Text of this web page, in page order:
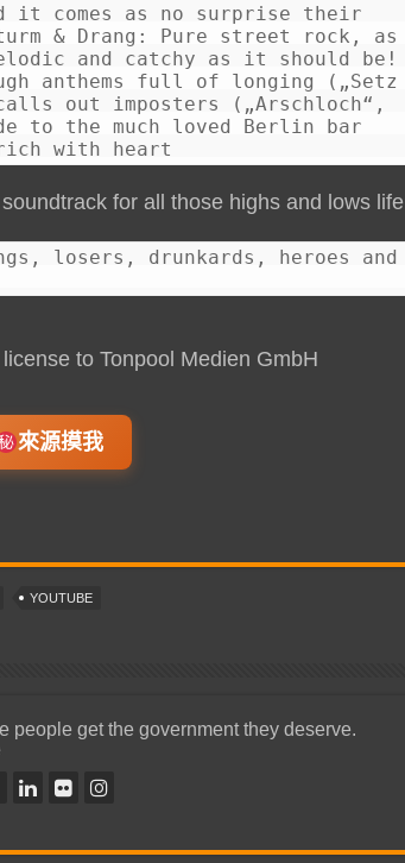
it comes as no surprise their
& Drang: Pure street rock, as
and catchy as it should be!
anthems full of longing („Setz
out imposters („Arschloch“,
to the much loved Berlin bar
with heart
for all those highs and lows life
losers, drunkards, heroes and
to Tonpool Medien GmbH
來源摸我
YOUTUBE
people get the government they deserve.